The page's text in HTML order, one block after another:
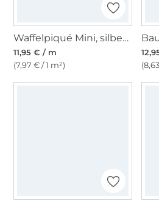
Waffelpiqué Mini, silbergrau
11,95 € / m
(7,97 € / 1 m²)